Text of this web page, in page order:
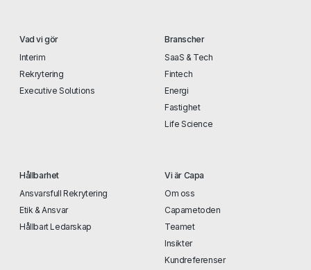
Vad vi gör
Interim
Rekrytering
Executive Solutions
Branscher
SaaS & Tech
Fintech
Energi
Fastighet
Life Science
Hållbarhet
Ansvarsfull Rekrytering
Etik & Ansvar
Hållbart Ledarskap
Vi är Capa
Om oss
Capametoden
Teamet
Insikter
Kundreferenser